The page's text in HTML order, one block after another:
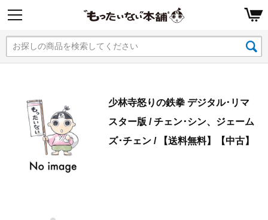
少林寺怒りの鉄拳 デジタル･リマ
スター版 / チェン･シン、ジェーム
ズ･チェン / 【送料無料】【中古】